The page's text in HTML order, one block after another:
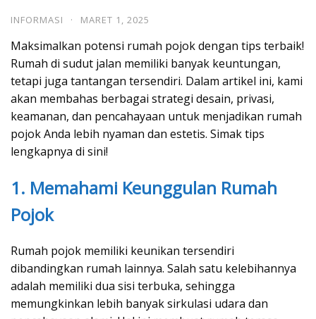
INFORMASI · MARET 1, 2025
Maksimalkan potensi rumah pojok dengan tips terbaik!
Rumah di sudut jalan memiliki banyak keuntungan,
tetapi juga tantangan tersendiri. Dalam artikel ini, kami
akan membahas berbagai strategi desain, privasi,
keamanan, dan pencahayaan untuk menjadikan rumah
pojok Anda lebih nyaman dan estetis. Simak tips
lengkapnya di sini!
1. Memahami Keunggulan Rumah
Pojok
Rumah pojok memiliki keunikan tersendiri
dibandingkan rumah lainnya. Salah satu kelebihannya
adalah memiliki dua sisi terbuka, sehingga
memungkinkan lebih banyak sirkulasi udara dan